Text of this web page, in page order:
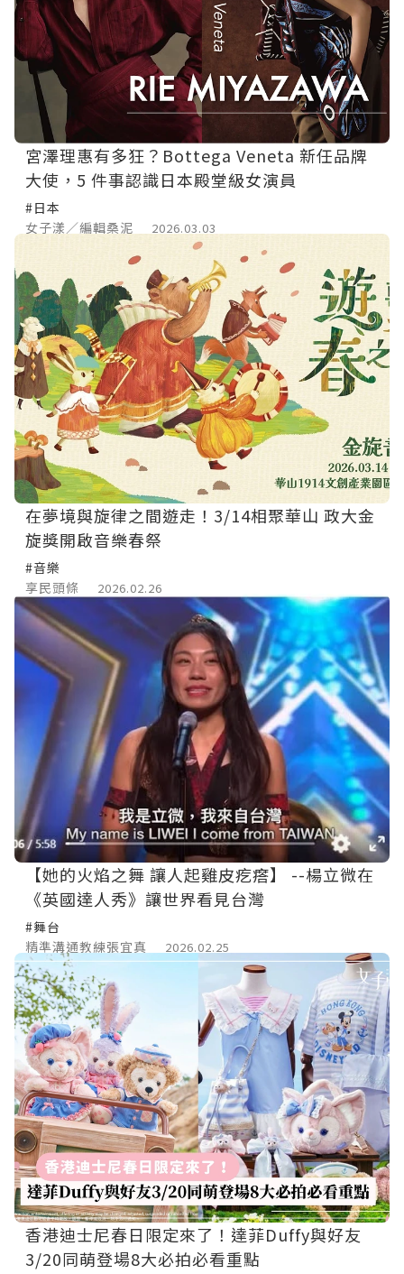
宮澤理惠有多狂？Bottega Veneta 新任品牌
大使，5 件事認識日本殿堂級女演員
#日本
女子漾／編輯桑泥
2026.03.03
在夢境與旋律之間遊走！3/14相聚華山 政大金
旋獎開啟音樂春祭
#音樂
享民頭條
2026.02.26
【她的火焰之舞 讓人起雞皮疙瘩】 --楊立微在
《英國達人秀》讓世界看見台灣
#舞台
精準溝通教練張宜真
2026.02.25
香港迪士尼春日限定來了！達菲Duffy與好友
3/20同萌登場8大必拍必看重點